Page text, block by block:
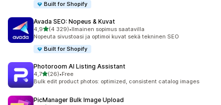
Built for Shopify
Avada SEO: Nopeus & Kuvat
4,9/ 5 tähteä
(4 329)
4329 arvostelua yhteensä
•Ilmainen sopimus saatavilla
Nopeuta sivustoasi ja optimoi kuvat sekä tekninen SEO
Built for Shopify
Photoroom AI Listing Assistant
4,7/ 5 tähteä
(26)
26 arvostelua yhteensä
•Free
Bulk edit product photos: optimized, consistent catalog images
PicManager Bulk Image Upload